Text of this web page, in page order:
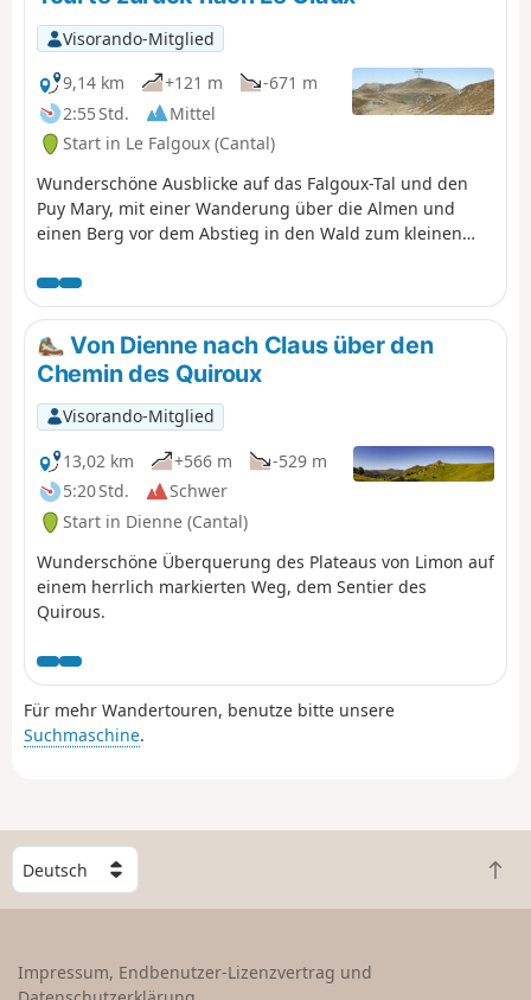
steigen und diesen bis zum Felsen
Bec de l'Aigle zu folgen, muss man
wieder hinunter zum Dorf Laveissière
steigen, um von La Bourgeade aus
wieder aufzusteigen. Wir
beschlossen, von Laveissière aus zu
starten.
Visorando-Mitglied
9,14 km
+121 m
-671 m
2:55 Std.
Mittel
Start in Le Falgoux (Cantal)
Wunderschöne Ausblicke auf das Falgoux-Tal und den
Puy Mary, mit einer Wanderung über die Almen und
einen Berg vor dem Abstieg in den Wald zum kleinen
de Lascourt mit dem Puy Mary im Hintergrund. Wir
konnten auf der Alm zahlreiche Blumen beobachten
(insbesondere Martagon-Lilien, Arnika und Enzian), eine
Schafherde mit ihrem Patou-Hund sowie eine Gruppe
von Pferden.
Von Dienne nach Claus über den
Chemin des Quiroux
Visorando-Mitglied
13,02 km
+566 m
-529 m
5:20 Std.
Schwer
Start in Dienne (Cantal)
Wunderschöne Überquerung des Plateaus von Limon auf
einem herrlich markierten Weg, dem Sentier des
Quirous.
Für mehr Wandertouren, benutze bitte unsere
Suchmaschine.
W
ä
h
e
Z
u
Impressum, Endbenutzer-Lizenzvertrag und